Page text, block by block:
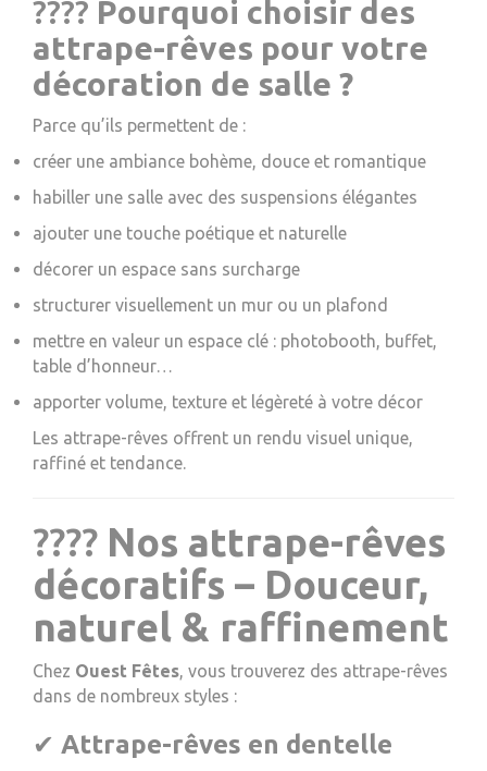
???? Pourquoi choisir des
attrape-rêves pour votre
décoration de salle ?
Parce qu’ils permettent de :
créer une ambiance bohème, douce et romantique
habiller une salle avec des suspensions élégantes
ajouter une touche poétique et naturelle
décorer un espace sans surcharge
structurer visuellement un mur ou un plafond
mettre en valeur un espace clé : photobooth, buffet,
table d’honneur…
apporter volume, texture et légèreté à votre décor
Les attrape-rêves offrent un rendu visuel unique,
raffiné et tendance.
???? Nos attrape-rêves
décoratifs – Douceur,
naturel & raffinement
Chez Ouest Fêtes, vous trouverez des attrape-rêves
dans de nombreux styles :
✔ Attrape-rêves en dentelle